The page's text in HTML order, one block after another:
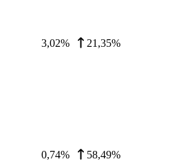
3,02% 21,35%
0,74% 58,49%